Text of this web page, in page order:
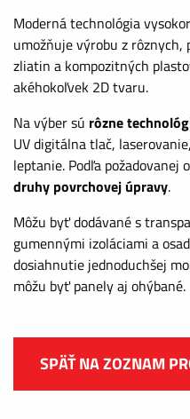
Moderná technológia
umožňuje výrobu z
zliatin a kompozitných
akéhokoľvek 2D tvaru.
Na výber sú rôzne
UV digitálna tlač,
leptanie. Podľa požadovanej
druhy povrchovej úpravy.
Môžu byť dodávané s
gumennými izoláciami a
dosiahnutie jednoduchšej
môžu byť panely aj ohýbané.
SPÄŤ NA ZOZNAM